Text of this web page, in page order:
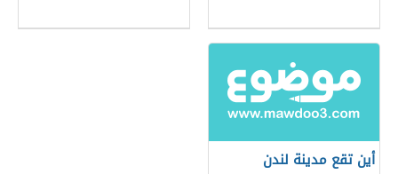
أين تقع مدينة لندن